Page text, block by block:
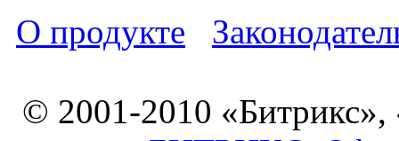
О продукте
© 2001-2010 «Битрикс»,